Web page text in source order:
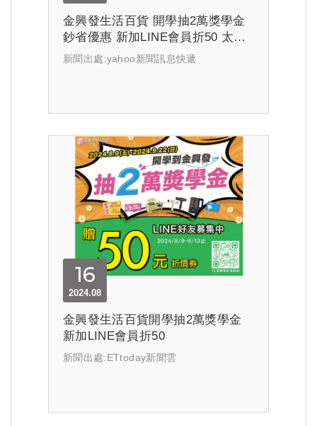
金興發生活百貨 開學抽2萬獎學金
鈔省優惠 新加LINE會員折50 太好
買 釣出...
新聞出處:yahoo新聞訊息快遞
16
2024.08
金興發生活百貨開學抽2萬獎學金
新加LINE會員折50
新聞出處:ETtoday新聞雲